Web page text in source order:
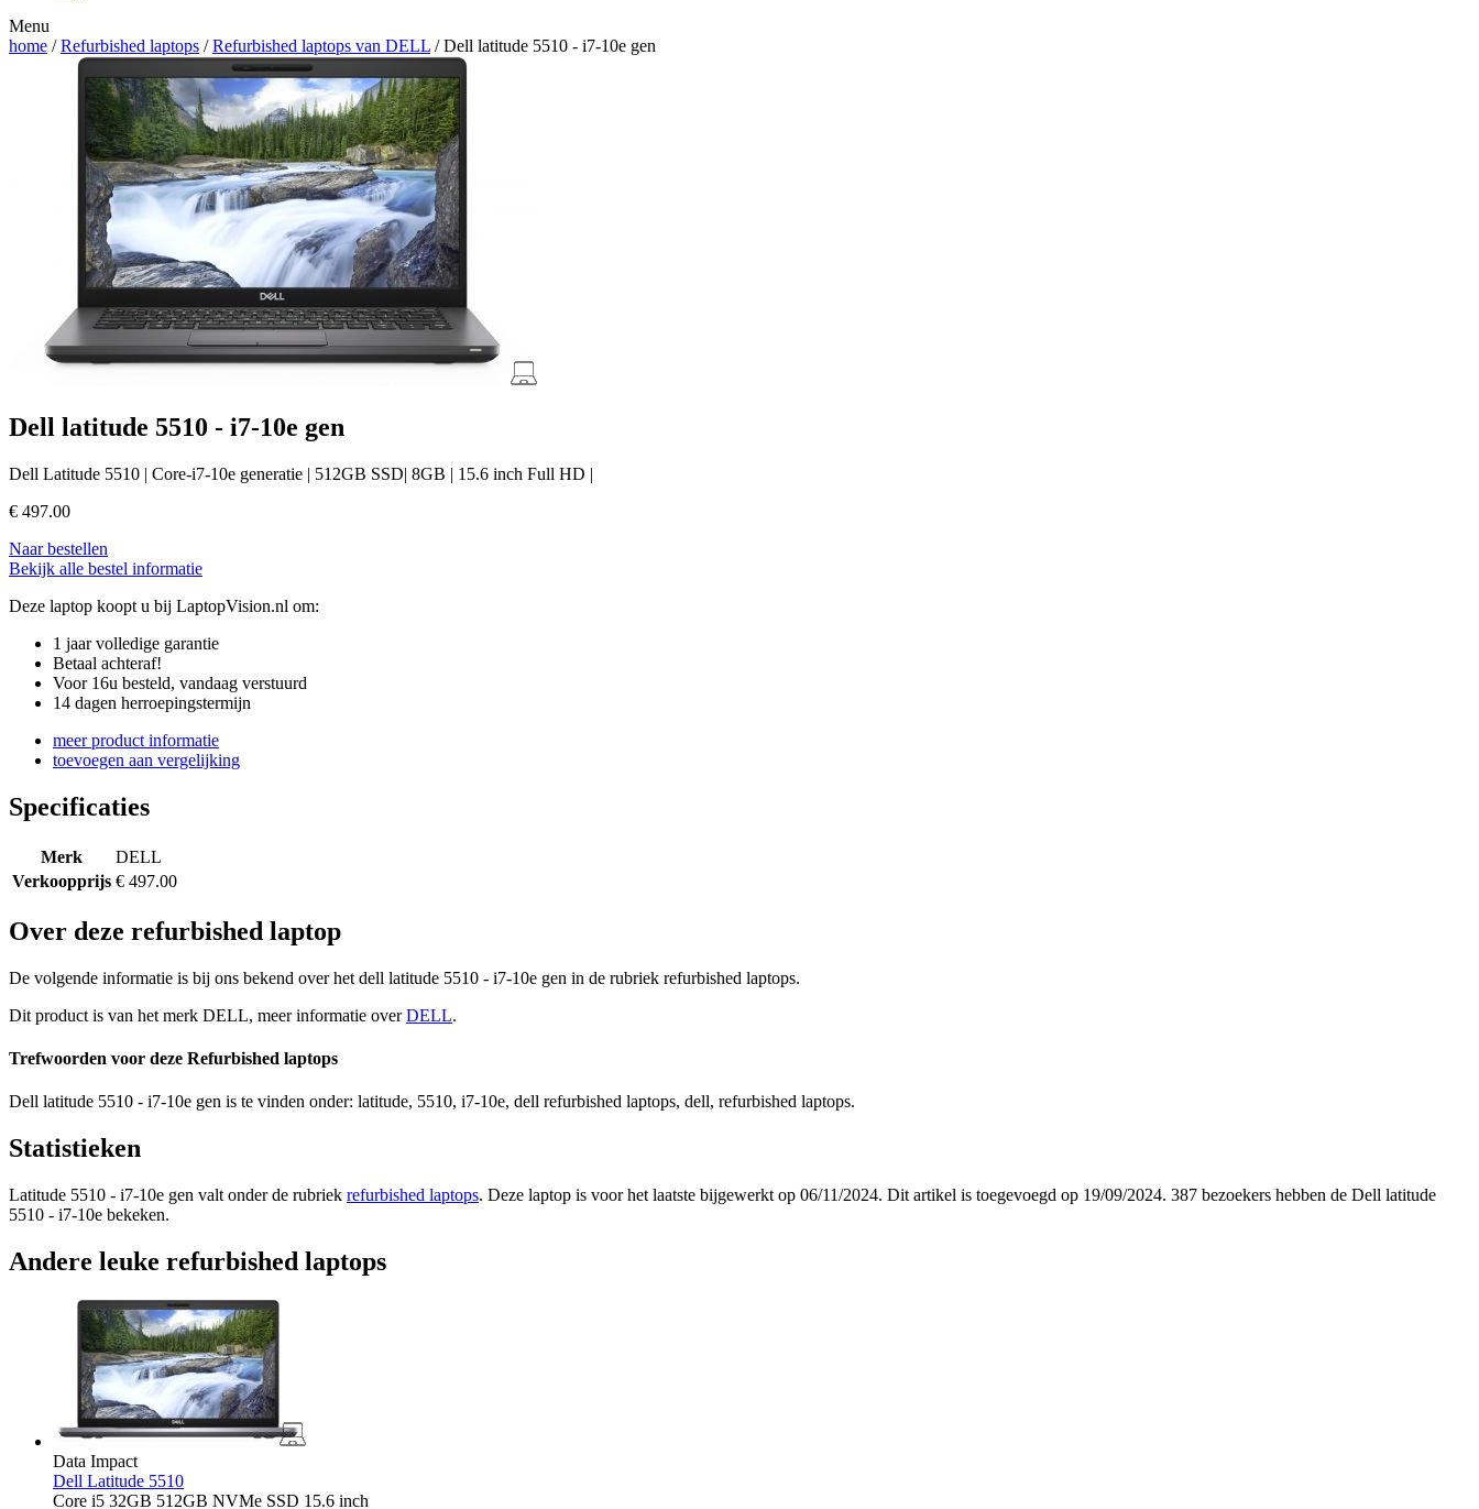
Menu
home /Refurbished laptops /Refurbished laptops van DELL / Dell latitude 5510 - i7-10e gen
Dell latitude 5510 - i7-10e gen
Dell Latitude 5510 | Core-i7-10e generatie | 512GB SSD| 8GB | 15.6 inch Full HD |
€ 497.00
Naar bestellen
Bekijk alle bestel informatie
Deze laptop koopt u bij LaptopVision.nl om:
1 jaar volledige garantie
Betaal achteraf!
Voor 16u besteld, vandaag verstuurd
14 dagen herroepingstermijn
meer product informatie
toevoegen aan vergelijking
Specificaties
Merk
DELL
Verkoopprijs € 497.00
Over deze refurbished laptop
De volgende informatie is bij ons bekend over het dell latitude 5510 - i7-10e gen in de rubriek refurbished laptops.
Dit product is van het merk DELL, meer informatie overDELL.
Trefwoorden voor deze Refurbished laptops
Dell latitude 5510 - i7-10e gen is te vinden onder: latitude, 5510, i7-10e, dell refurbished laptops, dell, refurbished laptops.
Statistieken
Latitude 5510 - i7-10e gen valt onder de rubriek refurbished laptops. Deze laptop is voor het laatste bijgewerkt op 06/11/2024. Dit artikel is toegevoegd op 19/09/2024. 387 bezoekers hebben de Dell latitude
5510 - i7-10e bekeken.
Andere leuke refurbished laptops
Data Impact
Dell Latitude 5510
Core i5 32GB 512GB NVMe SSD 15.6 inch